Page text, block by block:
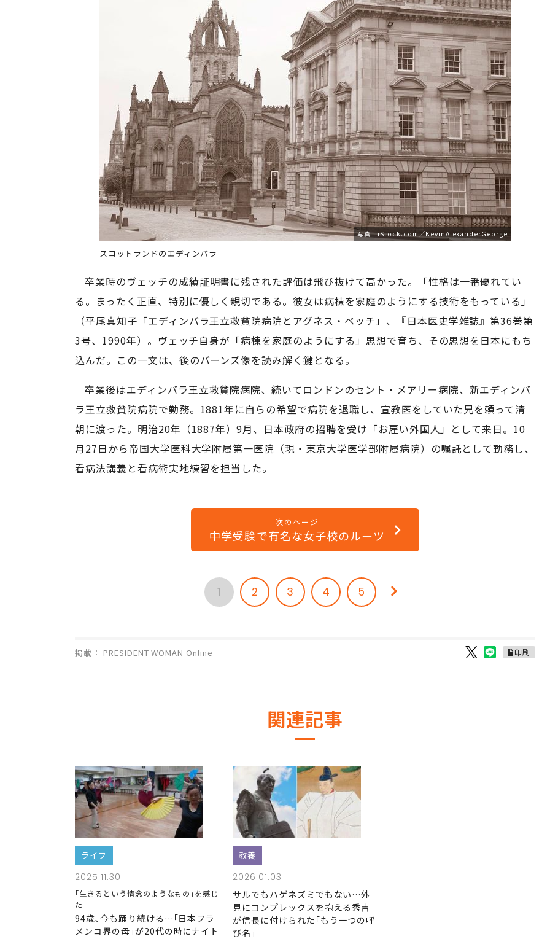
写真＝iStock.com／KevinAlexanderGeorge
スコットランドのエディンバラ
卒業時のヴェッチの成績証明書に残された評価は飛び抜けて高かった。「性格は一番優れてい
る。まったく正直、特別に優しく親切である。彼女は病棟を家庭のようにする技術をもっている」
（平尾真知子「エディンバラ王立救貧院病院とアグネス・ベッチ」、『日本医史学雑誌』第36巻第
3号、1990年）。ヴェッチ自身が「病棟を家庭のようにする」思想で育ち、その思想を日本にもち
込んだ。この一文は、後のバーンズ像を読み解く鍵となる。
卒業後はエディンバラ王立救貧院病院、続いてロンドンのセント・メアリー病院、新エディンバ
ラ王立救貧院病院で勤務。1881年に自らの希望で病院を退職し、宣教医をしていた兄を頼って清
朝に渡った。明治20年（1887年）9月、日本政府の招聘を受け「お雇い外国人」として来日。10
月27日から帝国大学医科大学附属第一医院（現・東京大学医学部附属病院）の嘱託として勤務し、
看病法講義と看病術実地練習を担当した。
次のページ
中学受験で有名な女子校のルーツ
1 2 3 4 5
掲載： PRESIDENT WOMAN Online 印刷
関連記事
ライフ
2025.11.30
｢生きるという情念のようなもの｣を感じ
た
94歳､今も踊り続ける…｢日本フラ
メンコ界の母｣が20代の時にナイト
教養
2026.01.03
サルでもハゲネズミでもない…外
見にコンプレックスを抱える秀吉
が信長に付けられた｢もう一つの呼
び名｣